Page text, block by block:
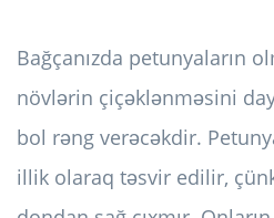
Bağçanızda petunyaların
növlərin çiçəklənməsini
bol rəng verəcəkdir.
illik olaraq təsvir edilir,